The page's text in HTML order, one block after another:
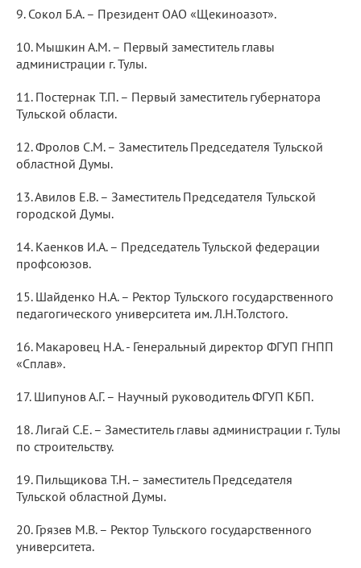
9. Сокол Б.А. – Президент ОАО «Щекиноазот».
10. Мышкин А.М. – Первый заместитель главы
администрации г. Тулы.
11. Постернак Т.П. – Первый заместитель губернатора
Тульской области.
12. Фролов С.М. – Заместитель Председателя Тульской
областной Думы.
13. Авилов Е.В. – Заместитель Председателя Тульской
городской Думы.
14. Каенков И.А. – Председатель Тульской федерации
профсоюзов.
15. Шайденко Н.А. – Ректор Тульского государственного
педагогического университета им. Л.Н.Толстого.
16. Макаровец Н.А. - Генеральный директор ФГУП ГНПП
«Сплав».
17. Шипунов А.Г. – Научный руководитель ФГУП КБП.
18. Лигай С.Е. – Заместитель главы администрации г. Тулы
по строительству.
19. Пильщикова Т.Н. – заместитель Председателя
Тульской областной Думы.
20. Грязев М.В. – Ректор Тульского государственного
университета.